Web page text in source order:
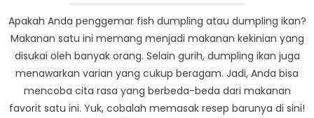
Apakah Anda penggemar fish dumpling atau dumpling ikan?
Makanan satu ini memang menjadi makanan kekinian yang
disukai oleh banyak orang. Selain gurih, dumpling ikan juga
menawarkan varian yang cukup beragam. Jadi, Anda bisa
mencoba cita rasa yang berbeda-beda dari makanan
favorit satu ini. Yuk, cobalah memasak resep barunya di sini!